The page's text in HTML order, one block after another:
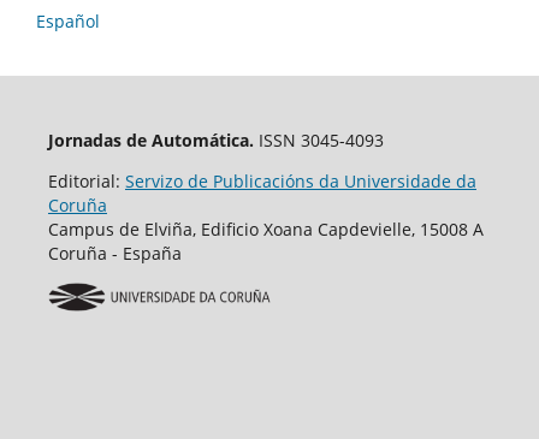
Español
Jornadas de Automática. ISSN 3045-4093
Editorial: Servizo de Publicacións da Universidade da
Coruña
Campus de Elviña, Edificio Xoana Capdevielle, 15008 A
Coruña - España